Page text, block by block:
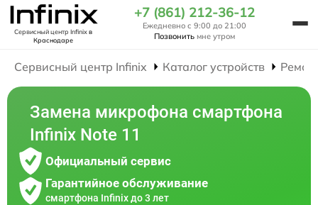
Сервисный центр Infinixв
Краснодаре
+7 (861) 212-36-12
Ежедневно с 9:00 до 21:00
Позвонить мне утром
Сервисный центр Infinix Каталог устройств
Замена микрофона смартфона
Infinix Note 11
Официальный сервис
Гарантийное обслуживание
смартфона Infinix до 3 лет